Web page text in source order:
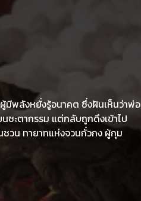
ผู้มีพลังหยั่งรู้อนาคต ซึ่งฝันเห็นว่าพ่อ
ชะตากรรม แต่กลับถูกดึงเข้าไป
น ทายาทแห่งจวนกั๋วกง ผู้กุม